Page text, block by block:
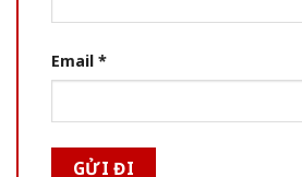
Email *